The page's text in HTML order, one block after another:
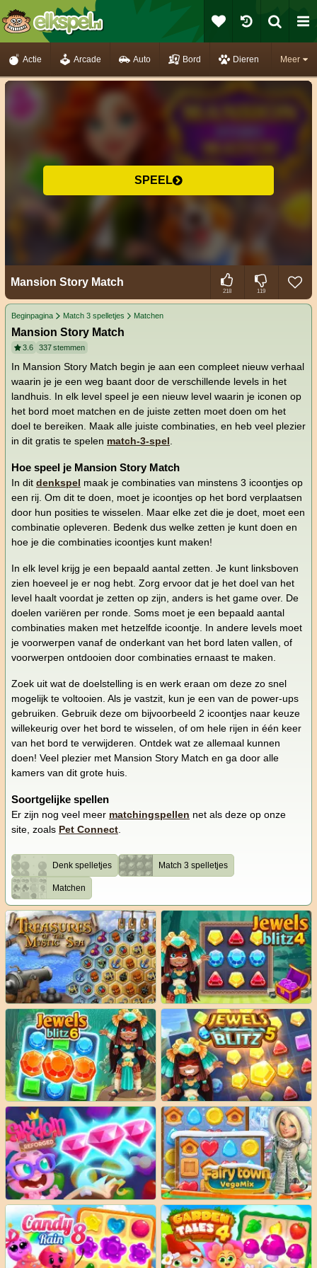
Meer
Actie Arcade Auto Bord Dieren
SPEEL
Mansion Story Match
218 119
Beginpagina Match 3 spelletjes Matchen
Mansion Story Match
3.6 337stemmen
In Mansion Story Match begin je aan een compleet nieuw verhaal
waarin je je een weg baant door de verschillende levels in het
landhuis. In elk level speel je een nieuw level waarin je iconen op
het bord moet matchen en de juiste zetten moet doen om het
doel te bereiken. Maak alle juiste combinaties, en heb veel plezier
in dit gratis te spelen match-3-spel.
Hoe speel je Mansion Story Match
In dit denkspel maak je combinaties van minstens 3 icoontjes op
een rij. Om dit te doen, moet je icoontjes op het bord verplaatsen
door hun posities te wisselen. Maar elke zet die je doet, moet een
combinatie opleveren. Bedenk dus welke zetten je kunt doen en
hoe je die combinaties icoontjes kunt maken!
In elk level krijg je een bepaald aantal zetten. Je kunt linksboven
zien hoeveel je er nog hebt. Zorg ervoor dat je het doel van het
level haalt voordat je zetten op zijn, anders is het game over. De
doelen variëren per ronde. Soms moet je een bepaald aantal
combinaties maken met hetzelfde icoontje. In andere levels moet
je voorwerpen vanaf de onderkant van het bord laten vallen, of
voorwerpen ontdooien door combinaties ernaast te maken.
Zoek uit wat de doelstelling is en werk eraan om deze zo snel
mogelijk te voltooien. Als je vastzit, kun je een van de power-ups
gebruiken. Gebruik deze om bijvoorbeeld 2 icoontjes naar keuze
willekeurig over het bord te wisselen, of om hele rijen in één keer
van het bord te verwijderen. Ontdek wat ze allemaal kunnen
doen! Veel plezier met Mansion Story Match en ga door alle
kamers van dit grote huis.
Soortgelijke spellen
Er zijn nog veel meer matchingspellen net als deze op onze
site, zoals Pet Connect.
Denk spelletjes Match 3 spelletjes
Matchen